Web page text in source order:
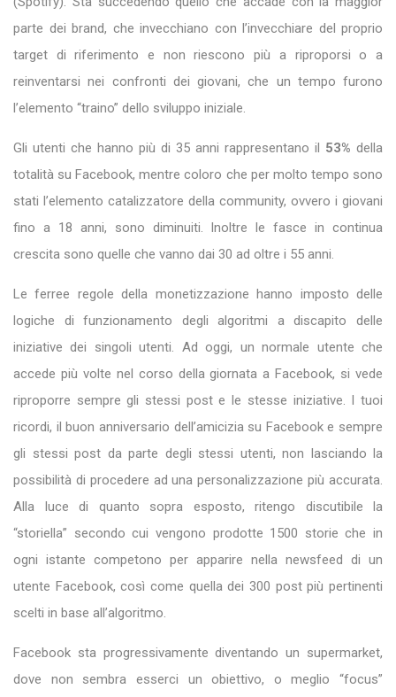
parte dei brand, che invecchiano con l’invecchiare del proprio
target di riferimento e non riescono più a riproporsi o a
reinventarsi nei confronti dei giovani, che un tempo furono
l’elemento “traino” dello sviluppo iniziale.
Gli utenti che hanno più di 35 anni rappresentano il 53% della
totalità su Facebook, mentre coloro che per molto tempo sono
stati l’elemento catalizzatore della community, ovvero i giovani
fino a 18 anni, sono diminuiti. Inoltre le fasce in continua
crescita sono quelle che vanno dai 30 ad oltre i 55 anni.
Le ferree regole della monetizzazione hanno imposto delle
logiche di funzionamento degli algoritmi a discapito delle
iniziative dei singoli utenti. Ad oggi, un normale utente che
accede più volte nel corso della giornata a Facebook, si vede
riproporre sempre gli stessi post e le stesse iniziative. I tuoi
ricordi, il buon anniversario dell’amicizia su Facebook e sempre
gli stessi post da parte degli stessi utenti, non lasciando la
possibilità di procedere ad una personalizzazione più accurata.
Alla luce di quanto sopra esposto, ritengo discutibile la
“storiella” secondo cui vengono prodotte 1500 storie che in
ogni istante competono per apparire nella newsfeed di un
utente Facebook, così come quella dei 300 post più pertinenti
scelti in base all’algoritmo.
Facebook sta progressivamente diventando un supermarket,
dove non sembra esserci un obiettivo, o meglio “focus”